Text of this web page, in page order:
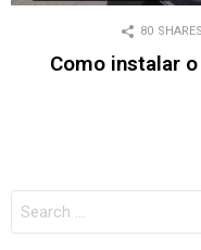
80 SHARES
Como instalar
FOR: